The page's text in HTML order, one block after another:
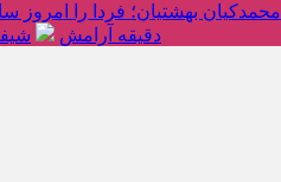
محمدکیان بهشتیان؛ فردا را امروز
دقیقه آرامش